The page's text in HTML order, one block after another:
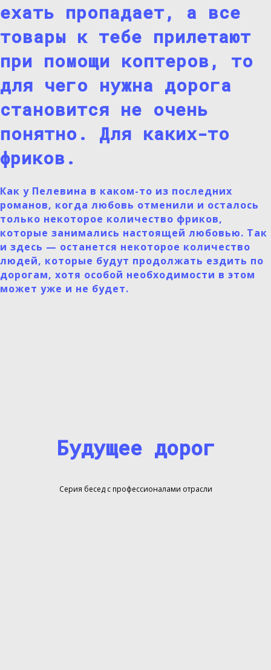
ехать пропадает, а все
товары к тебе прилетают
при помощи коптеров, то
для чего нужна дорога
становится не очень
понятно. Для каких-то
фриков.
Как у Пелевина в каком-то из последних
романов, когда любовь отменили и осталось
только некоторое количество фриков,
которые занимались настоящей любовью. Так
и здесь — останется некоторое количество
людей, которые будут продолжать ездить по
дорогам, хотя особой необходимости в этом
может уже и не будет.
Серия бесед с профессионалами отрасли
Будущее дорог